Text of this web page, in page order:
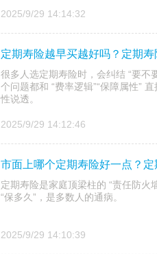
2025/9/29 14:14:32
定期寿险越早买越好吗？定期
很多人选定期寿险时，会纠结 “要不
个问题都和 “费率逻辑”“保障属性”
性说透。​
2025/9/29 14:12:46
市面上哪个定期寿险好一点？
定期寿险是家庭顶梁柱的 “责任防火
“保多久”，是多数人的通病。
2025/9/29 14:10:39